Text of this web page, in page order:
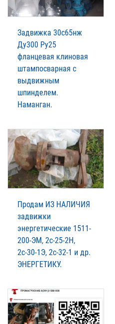
Задвижка 30с65нж
Ду300 Ру25
фланцевая клиновая
штампосварная с
выдвижным
шпинделем.
Наманган.
Продам ИЗ НАЛИЧИЯ
задвижки
энергетические 1511-
200-ЭМ, 2с-25-2Н,
2с-30-1Э, 2с-32-1 и др.
ЭНЕРГЕТИКУ.